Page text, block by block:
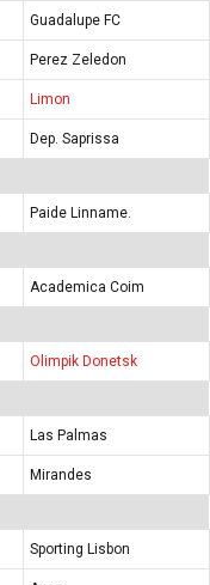
Guadalupe FC
Perez Zeledon
Limon
Dep. Saprissa
Paide Linname.
Academica Coim
Olimpik Donetsk
Las Palmas
Mirandes
Sporting Lisbon